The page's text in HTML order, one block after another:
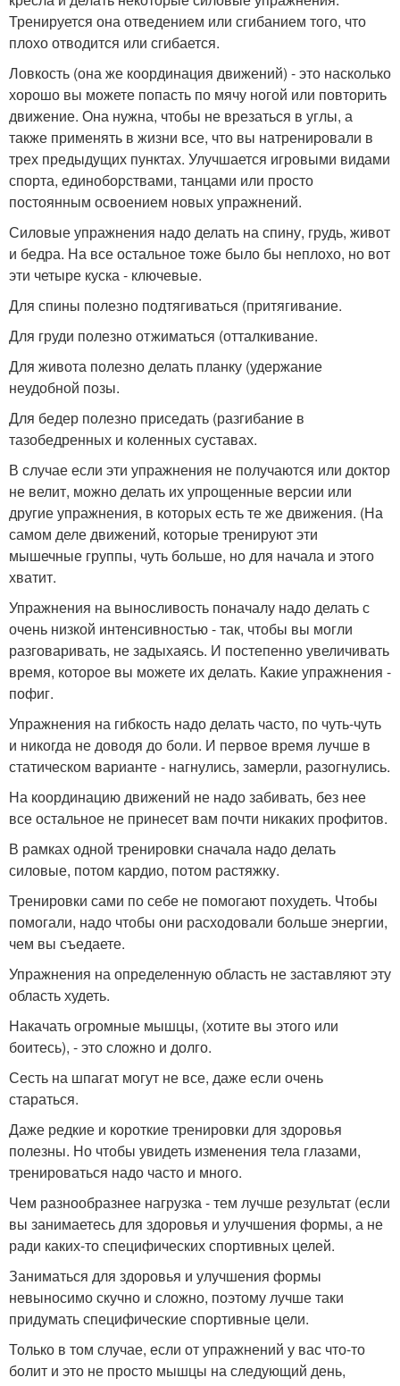
Тренируется она отведением или сгибанием того, что
плохо отводится или сгибается.
Ловкость (она же координация движений) - это насколько
хорошо вы можете попасть по мячу ногой или повторить
движение. Она нужна, чтобы не врезаться в углы, а
также применять в жизни все, что вы натренировали в
трех предыдущих пунктах. Улучшается игровыми видами
спорта, единоборствами, танцами или просто
постоянным освоением новых упражнений.
Силовые упражнения надо делать на спину, грудь, живот
и бедра. На все остальное тоже было бы неплохо, но вот
эти четыре куска - ключевые.
Для спины полезно подтягиваться (притягивание.
Для груди полезно отжиматься (отталкивание.
Для живота полезно делать планку (удержание
неудобной позы.
Для бедер полезно приседать (разгибание в
тазобедренных и коленных суставах.
В случае если эти упражнения не получаются или доктор
не велит, можно делать их упрощенные версии или
другие упражнения, в которых есть те же движения. (На
самом деле движений, которые тренируют эти
мышечные группы, чуть больше, но для начала и этого
хватит.
Упражнения на выносливость поначалу надо делать с
очень низкой интенсивностью - так, чтобы вы могли
разговаривать, не задыхаясь. И постепенно увеличивать
время, которое вы можете их делать. Какие упражнения -
пофиг.
Упражнения на гибкость надо делать часто, по чуть-чуть
и никогда не доводя до боли. И первое время лучше в
статическом варианте - нагнулись, замерли, разогнулись.
На координацию движений не надо забивать, без нее
все остальное не принесет вам почти никаких профитов.
В рамках одной тренировки сначала надо делать
силовые, потом кардио, потом растяжку.
Тренировки сами по себе не помогают похудеть. Чтобы
помогали, надо чтобы они расходовали больше энергии,
чем вы съедаете.
Упражнения на определенную область не заставляют эту
область худеть.
Накачать огромные мышцы, (хотите вы этого или
боитесь), - это сложно и долго.
Сесть на шпагат могут не все, даже если очень
стараться.
Даже редкие и короткие тренировки для здоровья
полезны. Но чтобы увидеть изменения тела глазами,
тренироваться надо часто и много.
Чем разнообразнее нагрузка - тем лучше результат (если
вы занимаетесь для здоровья и улучшения формы, а не
ради каких-то специфических спортивных целей.
Заниматься для здоровья и улучшения формы
невыносимо скучно и сложно, поэтому лучше таки
придумать специфические спортивные цели.
Только в том случае, если от упражнений у вас что-то
болит и это не просто мышцы на следующий день,